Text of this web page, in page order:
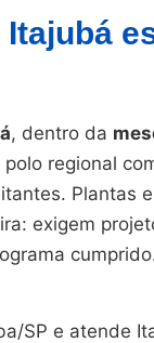
, dentro da
polo regional
Plantas
exigem
SP e atende